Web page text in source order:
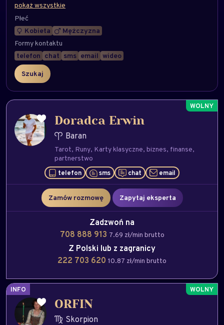
pokaż wszystkie
Płeć
Kobieta
Mężczyzna
Formy kontaktu
telefon chat sms email wideo
Doradca Erwin
Baran
Tarot Runy Karty klasyczne biznes finanse
partnerstwo
telefon sms chat email
Zamów rozmowę Zapytaj eksperta
Zadzwoń na
708 888 913 7.69 zł/min brutto
Z Polski lub z zagranicy
222 703 620 10.87 zł/min brutto
INFO
ORFIN
Skorpion